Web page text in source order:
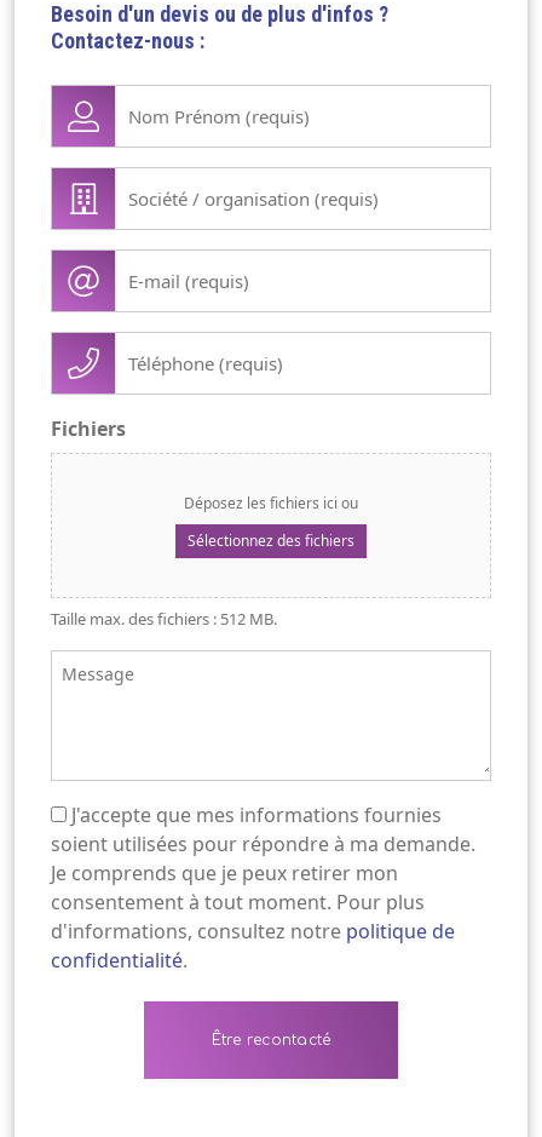
Besoin d'un devis ou de plus d'infos ?
Contactez-nous :
Nom
Prénom
Société
organisation
(Nécessaire)
mail
Téléphone
(Nécessaire)
Fichiers
Déposez les fichiers ici ou
Sélectionnez des fichiers
Taille max. des fichiers : 512 MB.
Message
(Nécessaire)
J'accepte que mes informations fournies
soient utilisées pour répondre à ma demande.
Je comprends que je peux retirer mon
consentement à tout moment. Pour plus
d'informations, consultez notre politique de
confidentialité.